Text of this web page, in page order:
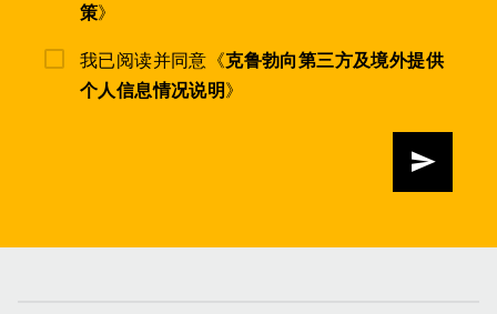
策》
我已阅读并同意《克鲁勃向第三方及境外提供
个人信息情况说明》
发送